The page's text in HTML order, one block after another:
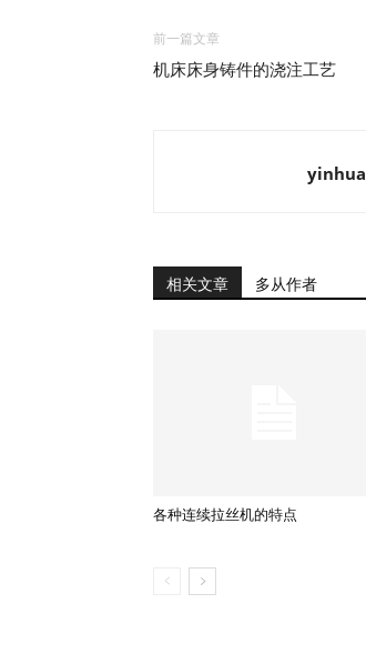
前一篇文章
机床床身铸件的浇注工艺
yinhua
相关文章 多从作者
各种连续拉丝机的特点